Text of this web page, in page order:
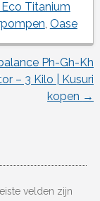
Titanium
Oase
Ph-Gh-Kh
– 3 Kilo | Kusuri
kopen →
velden zijn